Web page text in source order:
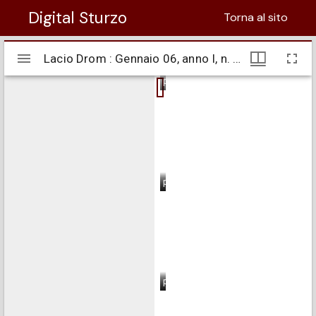
Digital Sturzo Torna al sito
Visualizzatore
Mirador
Lacio Drom : Gennaio 06, anno I, n. 01
pagina 1
pagina 2
pagina 3
pagina 4
pagina 5
Lacio Drom : Gennaio 06, anno I, n. 01